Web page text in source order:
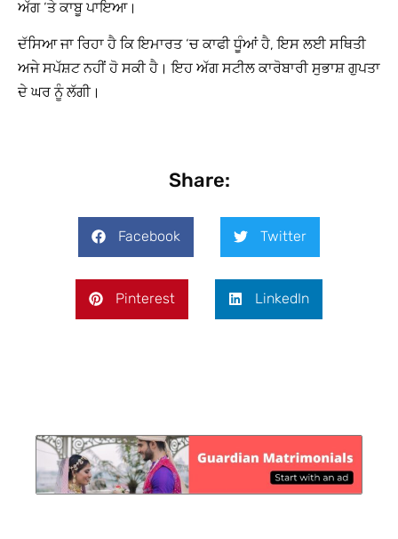
ਅੱਗ ‘ਤੇ ਕਾਬੂ ਪਾਇਆ।
ਦੱਸਿਆ ਜਾ ਰਿਹਾ ਹੈ ਕਿ ਇਮਾਰਤ ‘ਚ ਕਾਫੀ ਧੂੰਆਂ ਹੈ, ਇਸ ਲਈ ਸਥਿਤੀ
ਅਜੇ ਸਪੱਸ਼ਟ ਨਹੀਂ ਹੋ ਸਕੀ ਹੈ। ਇਹ ਅੱਗ ਸਟੀਲ ਕਾਰੋਬਾਰੀ ਸੁਭਾਸ਼ ਗੁਪਤਾ
ਦੇ ਘਰ ਨੂੰ ਲੱਗੀ।
Share:
Facebook Twitter
Pinterest LinkedIn